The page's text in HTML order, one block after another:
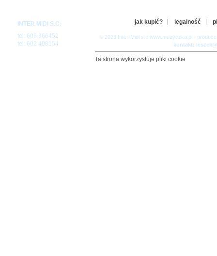
INTER MIDI S.C.
tel: 606 366452
tel: 602 498154
jak kupić? legalność
© 2023 Inter-Midi s.c www.muzyczka.pl -
kontakt:
Ta strona wykorzystuje pliki cookie